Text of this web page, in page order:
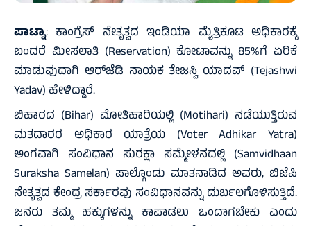
ಪಾಟ್ನಾ: ಕಾಂಗ್ರೆಸ್ ನೇತೃತ್ವದ ಇಂಡಿಯಾ ಮೈತ್ರಿಕೂಟ ಅಧಿಕಾರಕ್ಕೆ
ಬಂದರೆ ಮೀಸಲಾತಿ (Reservation) ಕೋಟಾವನ್ನು 85%ಗೆ ಏರಿಕೆ
ಮಾಡುವುದಾಗಿ ಆರ್‌ಜೆಡಿ ನಾಯಕ ತೇಜಸ್ವಿ ಯಾದವ್ (Tejashwi
Yadav) ಹೇಳಿದ್ದಾರೆ.
ಬಿಹಾರದ (Bihar) ಮೋತಿಹಾರಿಯಲ್ಲಿ (Motihari) ನಡೆಯುತ್ತಿರುವ
ಮತದಾರರ ಅಧಿಕಾರ ಯಾತ್ರೆಯ (Voter Adhikar Yatra)
ಅಂಗವಾಗಿ ಸಂವಿಧಾನ ಸುರಕ್ಷಾ ಸಮ್ಮೇಳನದಲ್ಲಿ (Samvidhaan
Suraksha Samelan) ಪಾಲ್ಗೊಂಡು ಮಾತನಾಡಿದ ಅವರು, ಬಿಜೆಪಿ
ನೇತೃತ್ವದ ಕೇಂದ್ರ ಸರ್ಕಾರವು ಸಂವಿಧಾನವನ್ನು ದುರ್ಬಲಗೊಳಿಸುತ್ತಿದೆ.
ಜನರು ತಮ್ಮ ಹಕ್ಕುಗಳನ್ನು ಕಾಪಾಡಲು ಒಂದಾಗಬೇಕು ಎಂದು